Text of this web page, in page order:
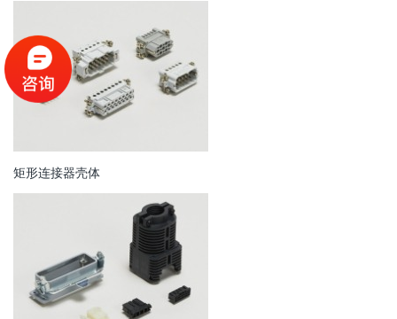
矩形连接器壳体